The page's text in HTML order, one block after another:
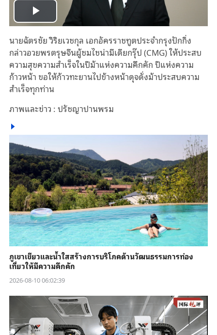
Play
Video
นายฉัตรชัยวิริยเวชกุล เอกอัครราชทูตประจำกรุงปักกิ่ง
กล่าวอวยพรตรุษจีนผู้ชมไชน่ามีเดียกรุ๊ป(CMG)ให้ประสบ
ความสุขความสำเร็จในปีม้าแห่งความคึกคักปีแห่งความ
ก้าวหน้า ขอให้ก้าวทะยานไปข้างหน้าดุจดั่งม้าประสบความ
สำเร็จทุกท่าน
ภาพและข่าว :ปรัชญาปานพรม
ภูเขาเขียวและน้ำใสสร้างการบริโภคด้านวัฒนธรรมการท่อง
เที่ยวให้มีความคึกคัก
2026-08-10 06:02:39